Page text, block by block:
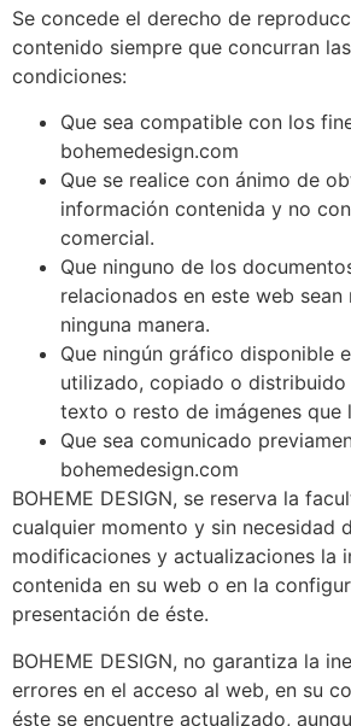
Se concede el derecho de
contenido siempre que concurran
condiciones:
Que sea compatible con los
bohemedesign.com
Que se realice con ánimo de
información contenida y no
comercial.
Que ninguno de los
relacionados en este web
ninguna manera.
Que ningún gráfico disponible
utilizado, copiado o distribuido
texto o resto de imágenes que
Que sea comunicado
bohemedesign.com
BOHEME DESIGN, se reserva la
cualquier momento y sin necesidad
modificaciones y actualizaciones la
contenida en su web o en la
presentación de éste.
BOHEME DESIGN, no garantiza la
errores en el acceso al web, en su
éste se encuentre actualizado,